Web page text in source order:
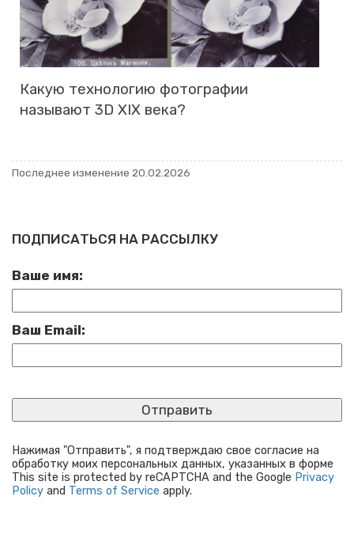
Какую тех­но­ло­гию фо­то­гра­фии
на­зы­ва­ют 3D XIX века?
По­след­нее из­ме­не­ние 20.02.2026
ПОДПИСАТЬСЯ НА РАССЫЛКУ
Ваше имя:
Ваш Email:
Нажимая "Отправить", я подтверждаю свое согласие на
обработку моих персональных данных, указанных в форме
This site is protected by reCAPTCHA and the Google Privacy
Policy and Terms of Service apply.